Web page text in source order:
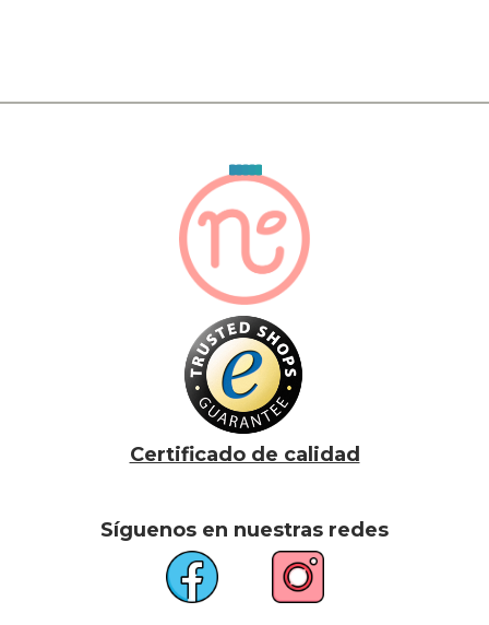
Certificado de calidad
Síguenos en nuestras redes